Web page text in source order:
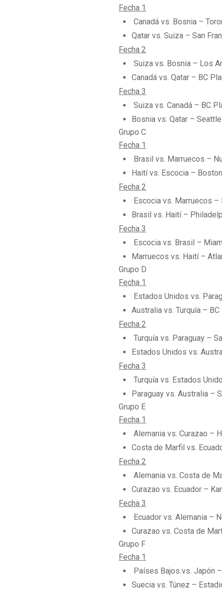
Fecha 1
Canadá vs. Bosnia –
Qatar vs. Suiza – San
Fecha 2
Suiza vs. Bosnia – Los
Canadá vs. Qatar – BC
Fecha 3
Suiza vs. Canadá – BC
Bosnia vs. Qatar –
Grupo C
Fecha 1
Brasil vs. Marruecos –
Haití vs. Escocia –
Fecha 2
Escocia vs. Marruecos
Brasil vs. Haití –
Fecha 3
Escocia vs. Brasil –
Marruecos vs. Haití –
Grupo D
Fecha 1
Estados Unidos vs.
Australia vs. Turquía –
Fecha 2
Turquía vs. Paraguay –
Estados Unidos vs.
Fecha 3
Turquía vs. Estados
Paraguay vs. Australia –
Grupo E
Fecha 1
Alemania vs. Curazao –
Costa de Marfil vs.
Fecha 2
Alemania vs. Costa de
Curazao vs. Ecuador –
Fecha 3
Ecuador vs. Alemania –
Curazao vs. Costa de
Grupo F
Fecha 1
Países Bajos vs. Japón
Suecia vs. Túnez –